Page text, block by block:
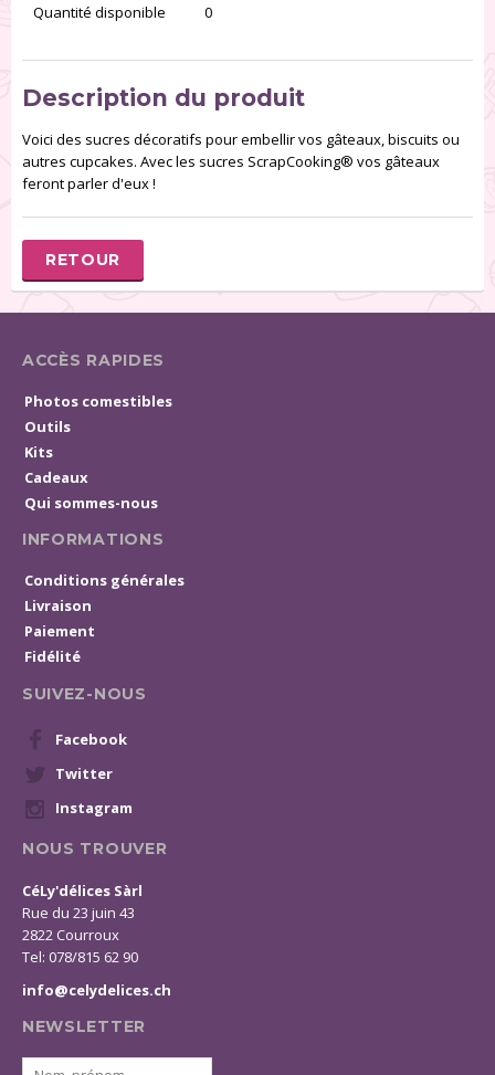
Quantité disponible
0
Description du produit
Voici des sucres décoratifs pour embellir vos gâteaux, biscuits ou
autres cupcakes. Avec les sucres ScrapCooking® vos gâteaux
feront parler d'eux !
RETOUR
ACCÈS RAPIDES
Photos comestibles
Outils
Kits
Cadeaux
Qui sommes-nous
INFORMATIONS
Conditions générales
Livraison
Paiement
Fidélité
SUIVEZ-NOUS
Facebook
Twitter
Instagram
NOUS TROUVER
CéLy'délices Sàrl
Rue du 23 juin 43
2822 Courroux
Tel: 078/815 62 90
info@celydelices.ch
NEWSLETTER